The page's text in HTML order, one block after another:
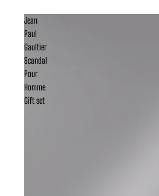
Jean
Paul
Gaultier
Scandal
Pour
Homme
Gift set